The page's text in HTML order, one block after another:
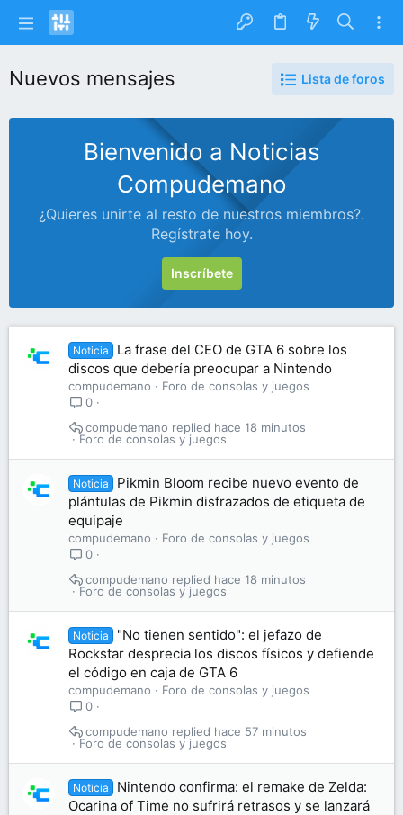
Nuevos mensajes Lista de foros
Bienvenido a Noticias
Compudemano
¿Quieres unirte al resto de nuestros miembros?.
Regístrate hoy.
Inscríbete
Noticia
La frase del CEO de GTA 6 sobre los
discos que debería preocupar a Nintendo
compudemano
Foro de consolas y juegos
0
Foro de consolas y juegos
hace 18 minutos
compudemano
Noticia
Pikmin Bloom recibe nuevo evento de
plántulas de Pikmin disfrazados de etiqueta de
equipaje
compudemano
Foro de consolas y juegos
0
Foro de consolas y juegos
hace 18 minutos
compudemano
Noticia
"No tienen sentido": el jefazo de
Rockstar desprecia los discos físicos y defiende
el código en caja de GTA 6
compudemano
Foro de consolas y juegos
0
Foro de consolas y juegos
hace 57 minutos
compudemano
Noticia
Nintendo confirma: el remake de Zelda:
Ocarina of Time no sufrirá retrasos y se lanzará